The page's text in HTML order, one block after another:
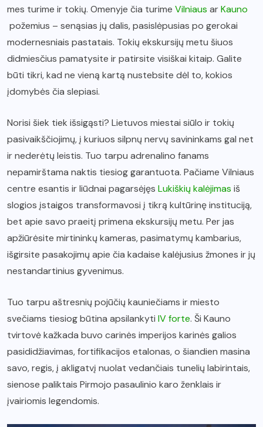
mes turime ir tokių. Omenyje čia turime Vilniaus arKauno
požemius – senąsias jų dalis, pasislėpusias po gerokai
modernesniais pastatais. Tokių ekskursijų metu šiuos
didmiesčius pamatysite ir patirsite visiškai kitaip. Galite
būti tikri, kad ne vieną kartą nustebsite dėl to, kokios
įdomybės čia slepiasi.
Norisi šiek tiek išsigąsti? Lietuvos miestai siūlo ir tokių
pasivaikščiojimų, į kuriuos silpnų nervų savininkams gal net
ir nederėtų leistis. Tuo tarpu adrenalino fanams
nepamirštama naktis tiesiog garantuota. Pačiame Vilniaus
centre esantis ir liūdnai pagarsėjęs Lukiškių kalėjimas iš
slogios įstaigos transformavosi į tikrą kultūrinę instituciją,
bet apie savo praeitį primena ekskursijų metu. Per jas
apžiūrėsite mirtininkų kameras, pasimatymų kambarius,
išgirsite pasakojimų apie čia kadaise kalėjusius žmones ir jų
nestandartinius gyvenimus.
Tuo tarpu aštresnių pojūčių kauniečiams ir miesto
svečiams tiesiog būtina apsilankyti IV forte. Ši Kauno
tvirtovė kažkada buvo carinės imperijos karinės galios
pasididžiavimas, fortifikacijos etalonas, o šiandien masina
savo, regis, į akligatvį nuolat vedančiais tunelių labirintais,
sienose paliktais Pirmojo pasaulinio karo ženklais ir
įvairiomis legendomis.